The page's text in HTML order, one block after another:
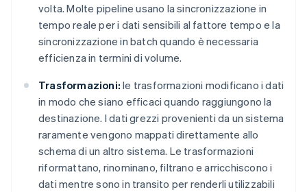
volta. Molte pipeline usano la sincronizzazione in
tempo reale per i dati sensibili al fattore tempo e la
sincronizzazione in batch quando è necessaria
efficienza in termini di volume.
Trasformazioni: le trasformazioni modificano i dati
in modo che siano efficaci quando raggiungono la
destinazione. I dati grezzi provenienti da un sistema
raramente vengono mappati direttamente allo
schema di un altro sistema. Le trasformazioni
riformattano, rinominano, filtrano e arricchiscono i
dati mentre sono in transito per renderli utilizzabili